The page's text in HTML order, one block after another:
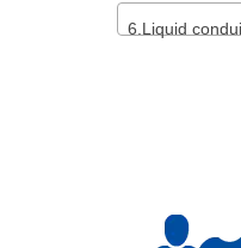
6.Liquid